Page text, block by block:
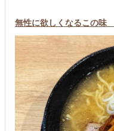
無性に欲しくなるこの